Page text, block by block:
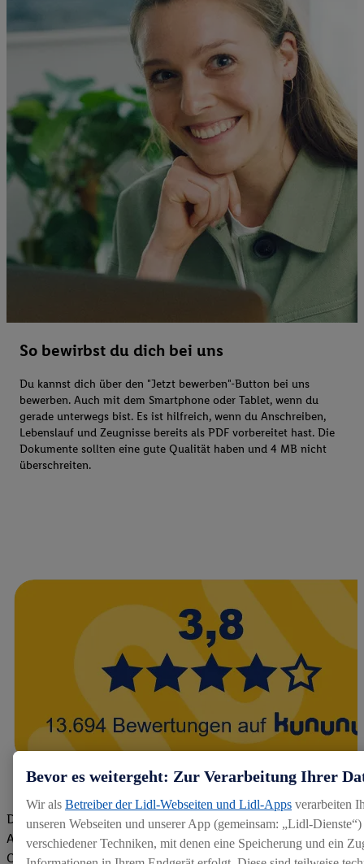
So bewirbst du dich bei uns
Du kannst dich über den "Jetzt bewerben"-Button bei uns
bewerben. Auch mit dem Smartphone oder Tablet, wenn du
gerade unterwegs bist. Es ist hilfreich, wenn du Anschreiben,
Lebenslauf und Zeugnisse bereits als PDF vorbereitet hast. Die
Dokumente sollten eine gute Qualität haben und 4 MB nicht
überschreiten.
Die Bewertungen von aktuellen und ehemaligen Mitarbeitern,
Azubis und externen Bewerbern haben uns zu einer Top
Company gemacht. Wir freuen uns über unseren guten Score
Bevor es weitergeht: Zur Verarbeitung Ihrer
Wir als Betreiber der Lidl-Webseiten und Lidl-Apps verarbeiten
unseren Webseiten und unserer App (gemeinsam: „Lidl-
verschiedener Techniken, mit denen eine Speicherung und ein